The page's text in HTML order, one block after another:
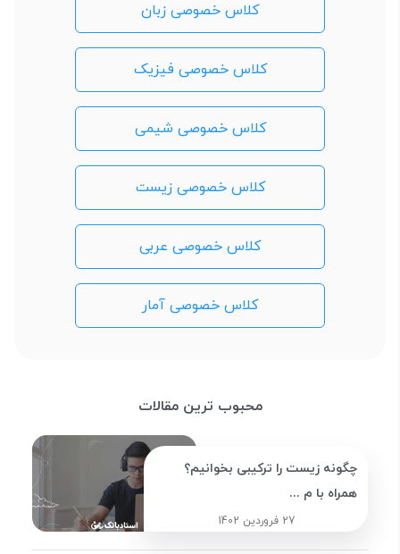
کلاس خصوصی زبان
کلاس خصوصی فیزیک
کلاس خصوصی شیمی
کلاس خصوصی زیست
کلاس خصوصی عربی
کلاس خصوصی آمار
محبوب ترین مقالات
چگونه زیست را ترکیبی بخوانیم؟
همراه با م ...
27 فروردین 1402